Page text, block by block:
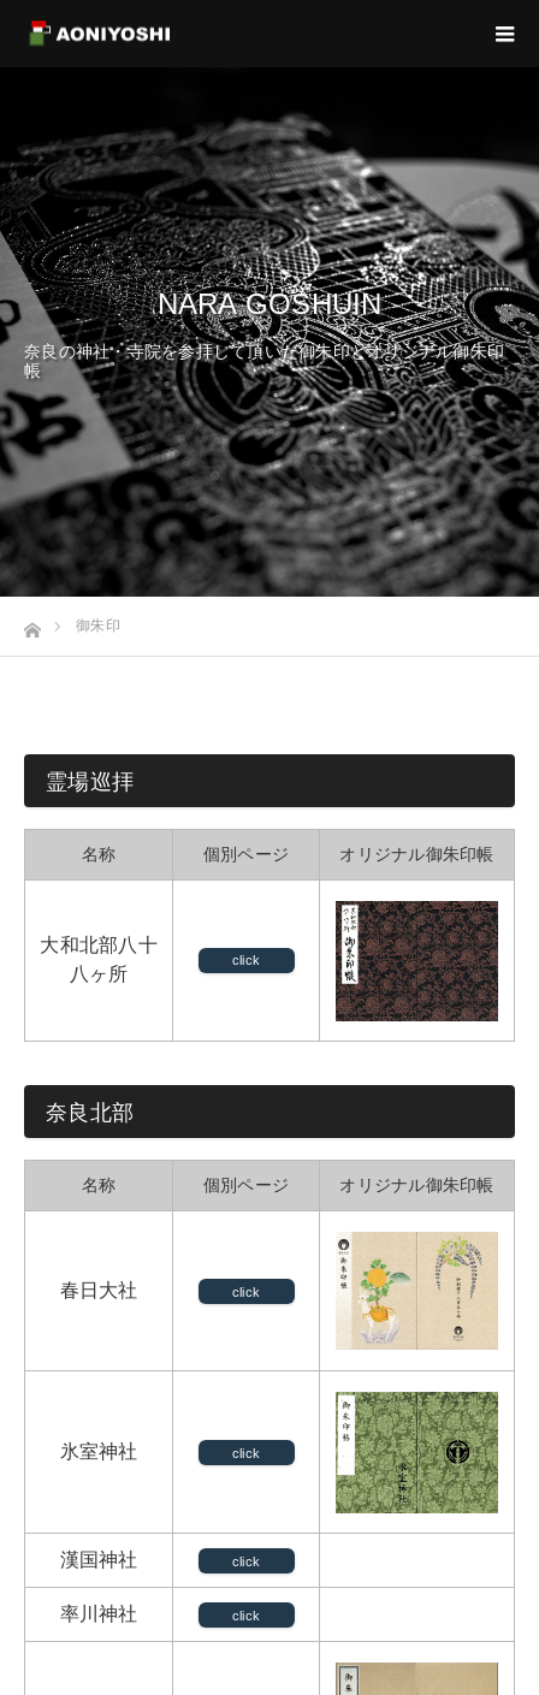
NARA GOSHUIN
奈良の神社・寺院を参拝して頂いた御朱印とオリジナル御朱印
帳
ホーム御朱印
霊場巡拝
名称 個別ページ オリジナル御朱印帳
大和北部八十
八ヶ所
click
奈良北部
名称 個別ページ オリジナル御朱印帳
春日大社 click
氷室神社 click
漢国神社 click
率川神社 click